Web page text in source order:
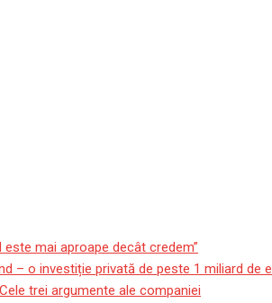
este mai aproape decât credem”
– o investiție privată de peste 1 miliard de
trei argumente ale companiei